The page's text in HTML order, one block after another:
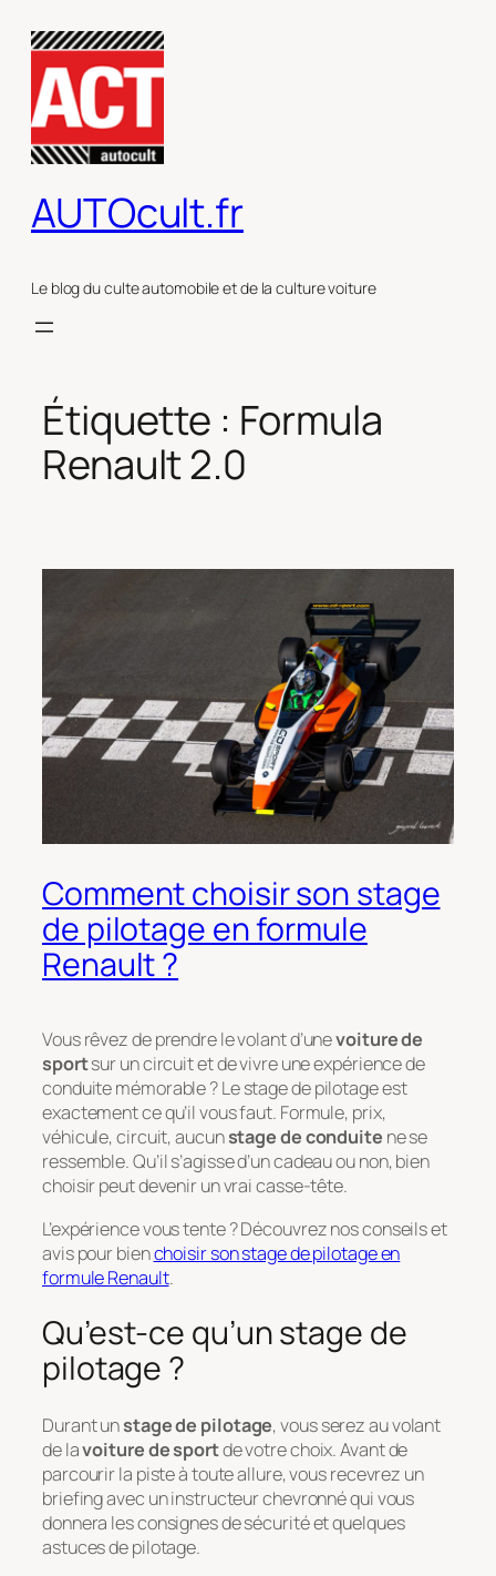
contenu
AUTOcult.fr
Le blog du culte automobile et de la culture voiture
Étiquette : Formula
Renault 2.0
Comment choisir son stage
de pilotage en formule
Renault ?
Vous rêvez de prendre le volant d’unevoiture de
sportsur un circuit et de vivre une expérience de
conduite mémorable ? Le stage de pilotage est
exactement ce qu’il vous faut. Formule, prix,
véhicule, circuit, aucunstage de conduite ne se
ressemble. Qu’il s’agisse d’un cadeau ou non, bien
choisir peut devenir un vrai casse-tête.
L’expérience vous tente ? Découvrez nos conseils et
avis pour bienchoisir son stage de pilotage en
formule Renault.
Qu’est-ce qu’un stage de
pilotage ?
Durant unstage de pilotage, vous serez au volant
de lavoiture de sportde votre choix. Avant de
parcourir la piste à toute allure, vous recevrez un
briefing avec un instructeur chevronné qui vous
donnera les consignes de sécurité et quelques
astuces de pilotage.